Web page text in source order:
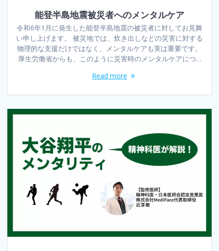
能登半島地震被災者へのメンタルケア
令和6年1月に発生した能登半島地震の被災者に対してお見舞
い申し上げます。 被災地では、炊き出しなどの災害に対する
物理的な支援だけではなく、メンタルケアも実は重要です。
厚生労働省からも、このように災害時のメンタルケアにつ…
Read more